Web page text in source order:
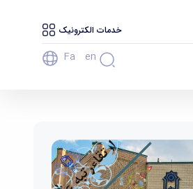
خدمات الکترونیک
Fa En